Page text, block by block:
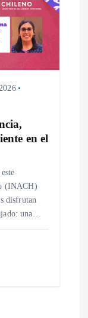
en el
(INACH)
disfrutan
una…